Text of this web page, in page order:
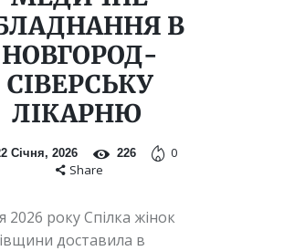
В
НОВГОРОД-
СІВЕРСЬКУ
ЛІКАРНЮ
Січня, 2026 226
0
Share
2026 року Спілка жінок
доставила в